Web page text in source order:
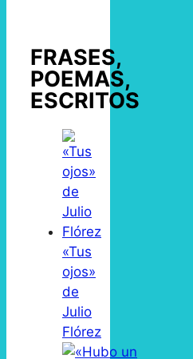
FRASES,
POEMAS,
ESCRITOS
«Tus
ojos»
de
Julio
Flórez